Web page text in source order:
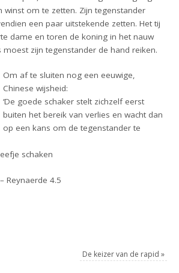
winst om te zetten. Zijn tegenstander
een paar uitstekende zetten. Het tij
dame en toren de koning in het nauw
moest zijn tegenstander de hand reiken.
Om af te sluiten nog een eeuwige,
Chinese wijsheid:
‘De goede schaker stelt zichzelf eerst
buiten het bereik van verlies en wacht dan
op een kans om de tegenstander te
schaken
Reynaerde 4.5
De keizer van de rapid »